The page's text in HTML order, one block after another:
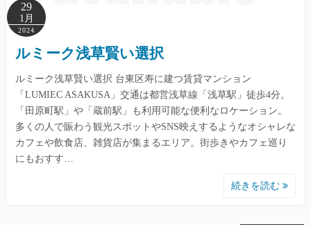
29
1月
2024
ルミーク浅草賢い選択
ルミーク浅草賢い選択 台東区寿に建つ賃貸マンション
「LUMIEC ASAKUSA」交通は都営浅草線「浅草駅」徒歩4分。
「田原町駅」や「蔵前駅」も利用可能な便利なロケーション。
多くの人で賑わう観光スポットやSNS映えするようなオシャレな
カフェや飲食店、雑貨店が集まるエリア。街歩きやカフェ巡り
にもおすす…
続きを読む